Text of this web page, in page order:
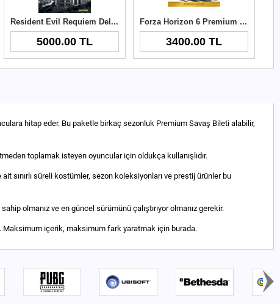
Resident Evil Requiem Deluxe Edition Xbox Key
5000.00 TL
Forza Horizon 6 Premium Upgrade Xbox Key
3400.00 TL
hitap eder. Bu paketle birkaç sezonluk Premium Savaş Bileti alabilir,
toplamak isteyen oyuncular için oldukça kullanışlıdır.
sınırlı süreli kostümler, sezon koleksiyonları ve prestij ürünler bu
olmanız ve en güncel sürümünü çalıştırıyor olmanız gerekir.
Maksimum içerik, maksimum fark yaratmak için burada.